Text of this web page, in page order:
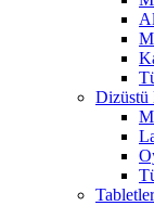
Dizüstü
Tabletler